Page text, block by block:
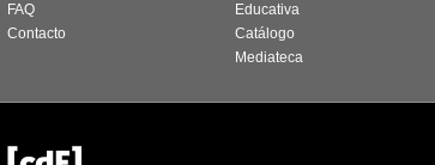
FAQ
Contacto
Educativa
Catálogo
Mediateca